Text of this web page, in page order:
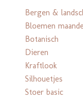
Bergen &
Bloemen
Botanisch
Dieren
Kraftlook
Silhouetjes
Stoer basic